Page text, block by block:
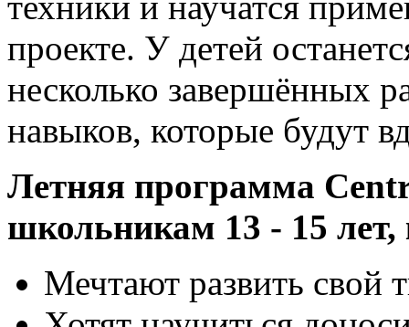
проекте. У детей
несколько завершённых
навыков, которые будут
Летняя программа
школьникам 13 - 15 лет,
Мечтают развить свой